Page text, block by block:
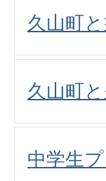
久山町
久山町
中学生